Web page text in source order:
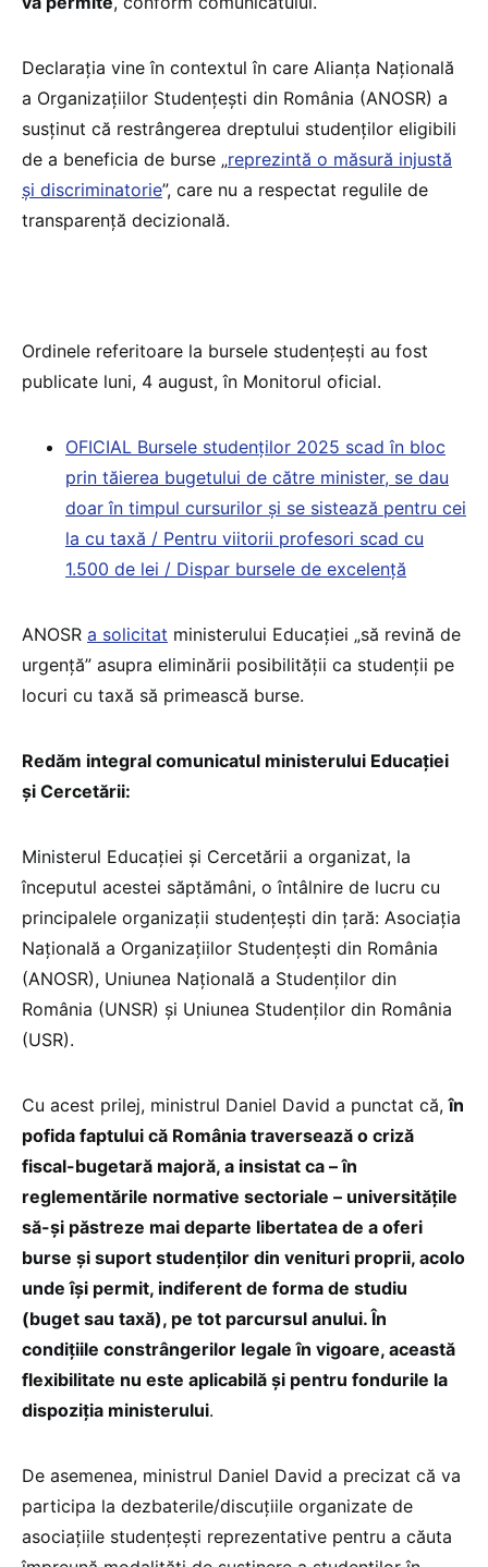
Declarația vine în contextul în care Alianța Națională
a Organizațiilor Studențești din România (ANOSR) a
susținut că restrângerea dreptului studenților eligibili
de a beneficia de burse „reprezintă o măsură injustă
și discriminatorie”, care nu a respectat regulile de
transparență decizională.
Ordinele referitoare la bursele studențești au fost
publicate luni, 4 august, în Monitorul oficial.
OFICIAL Bursele studenților 2025 scad în bloc
prin tăierea bugetului de către minister, se dau
doar în timpul cursurilor și se sistează pentru cei
la cu taxă / Pentru viitorii profesori scad cu
1.500 de lei / Dispar bursele de excelență
ANOSR a solicitat ministerului Educației „să revină de
urgență” asupra eliminării posibilității ca studenții pe
locuri cu taxă să primească burse.
Redăm integral comunicatul ministerului Educației
și Cercetării:
Ministerul Educației și Cercetării a organizat, la
începutul acestei săptămâni, o întâlnire de lucru cu
principalele organizații studențești din țară: Asociația
Națională a Organizațiilor Studențești din România
(ANOSR), Uniunea Națională a Studenților din
România (UNSR) și Uniunea Studenților din România
(USR).
Cu acest prilej, ministrul Daniel David a punctat că,în
pofida faptului că România traversează o criză
fiscal-bugetară majoră, a insistat ca – în
reglementările normative sectoriale – universitățile
să-și păstreze mai departe libertatea de a oferi
burse și suport studenților din venituri proprii, acolo
unde își permit, indiferent de forma de studiu
(buget sau taxă), pe tot parcursul anului. În
condițiile constrângerilor legale în vigoare, această
flexibilitate nu este aplicabilă și pentru fondurile la
dispoziția ministerului.
De asemenea, ministrul Daniel David a precizat că va
participa la dezbaterile/discuțiile organizate de
asociațiile studențești reprezentative pentru a căuta